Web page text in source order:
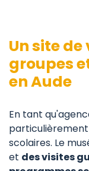
Un site
groupes
en Aude
En tant
scolaires. Le
et des visites